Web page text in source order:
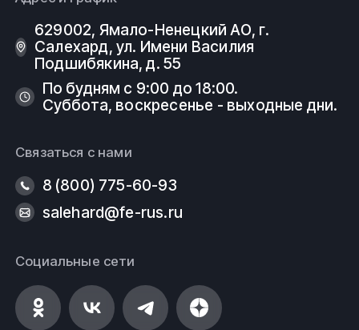
629002, Ямало-Ненецкий АО, г.
Салехард, ул. Имени Василия
Подшибякина, д. 55
По будням с 9:00 до 18:00.
Суббота, воскресенье - выходные дни.
Связаться с нами
8 (800) 775-60-93
salehard@fe-rus.ru
Социальные сети